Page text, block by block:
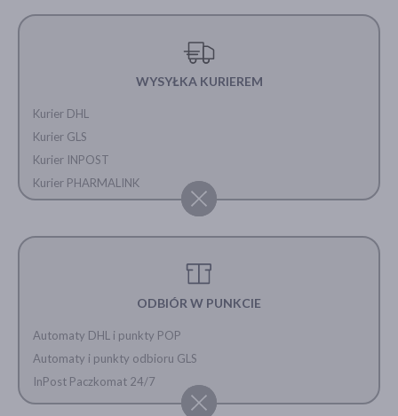
WYSYŁKA KURIEREM
Kurier DHL
Kurier GLS
Kurier INPOST
Kurier PHARMALINK
ODBIÓR W PUNKCIE
Automaty DHL i punkty POP
Automaty i punkty odbioru GLS
InPost Paczkomat 24/7